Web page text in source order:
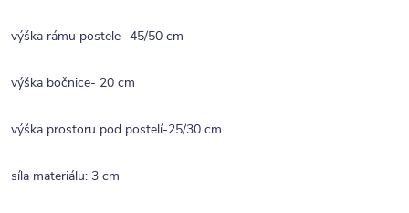
výška rámu postele -45/50 cm
výška bočnice- 20 cm
výška prostoru pod postelí-25/30 cm
síla materiálu: 3 cm